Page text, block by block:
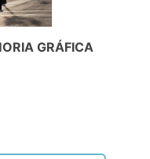
GRÁFICA